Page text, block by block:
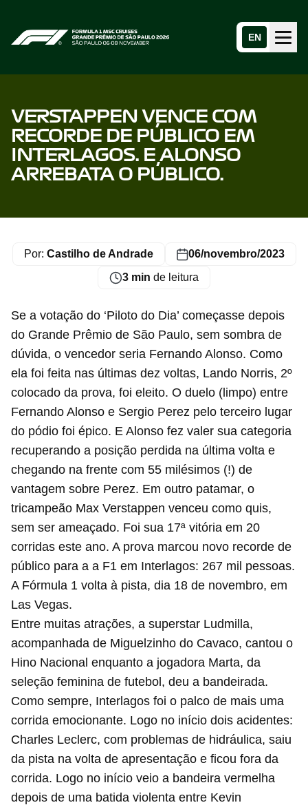
EN
VERSTAPPEN VENCE COM
RECORDE DE PÚBLICO EM
INTERLAGOS. E ALONSO
ARREBATA O PÚBLICO.
Por: Castilho de Andrade
06/novembro/2023
3 min de leitura
Se a votação do ‘Piloto do Dia’ começasse depois
do Grande Prêmio de São Paulo, sem sombra de
dúvida, o vencedor seria Fernando Alonso. Como
ela foi feita nas últimas dez voltas, Lando Norris, 2º
colocado da prova, foi eleito. O duelo (limpo) entre
Fernando Alonso e Sergio Perez pelo terceiro lugar
do pódio foi épico. E Alonso fez valer sua categoria
recuperando a posição perdida na última volta e
chegando na frente com 55 milésimos (!) de
vantagem sobre Perez. Em outro patamar, o
tricampeão Max Verstappen venceu como quis,
sem ser ameaçado. Foi sua 17ª vitória em 20
corridas este ano. A prova marcou novo recorde de
público para a a F1 em Interlagos: 267 mil pessoas.
A Fórmula 1 volta à pista, dia 18 de novembro, em
Las Vegas.
Entre muitas atrações, a superstar Ludmilla,
acompanhada de Miguelzinho do Cavaco, cantou o
Hino Nacional enquanto a jogadora Marta, da
seleção feminina de futebol, deu a bandeirada.
Como sempre, Interlagos foi o palco de mais uma
corrida emocionante. Logo no início dois acidentes:
Charles Leclerc, com problemas de hidráulica, saiu
da pista na volta de apresentação e ficou fora da
corrida. Logo no início veio a bandeira vermelha
depois de uma batida violenta entre Kevin